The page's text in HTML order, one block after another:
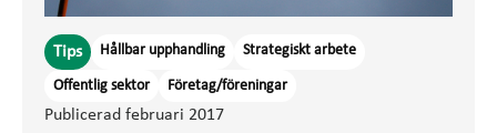
Publicerad februari 2017
Tips Hållbar upphandling Strategiskt arbete
Offentlig sektor Företag/föreningar